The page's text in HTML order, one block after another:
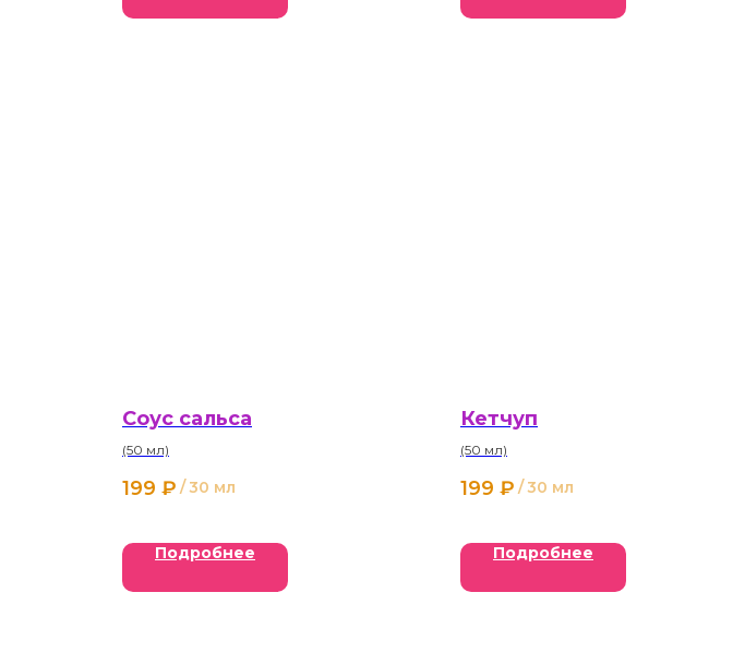
Соус сальса
(50 мл)
199 ₽ /30 мл
Подробнее
Кетчуп
(50 мл)
199 ₽ /30 мл
Подробнее